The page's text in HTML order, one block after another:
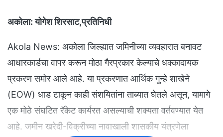
अकोला: योगेश शिरसाट,प्रतिनिधी
Akola News: अकोला जिल्ह्यात जमिनीच्या व्यवहारात बनावट
आधारकार्डचा वापर करून मोठा गैरप्रकार केल्याचे धक्कादायक
प्रकरण समोर आले आहे. या प्रकरणात आर्थिक गुन्हे शाखेने
(EOW) धाड टाकून काही संशयितांना ताब्यात घेतले असून, यामागे
एक मोठे संघटित रॅकेट कार्यरत असल्याची शक्यता वर्तवण्यात येत
आहे. जमीन खरेदी-विक्रीच्या नावाखाली शासकीय यंत्रणेला